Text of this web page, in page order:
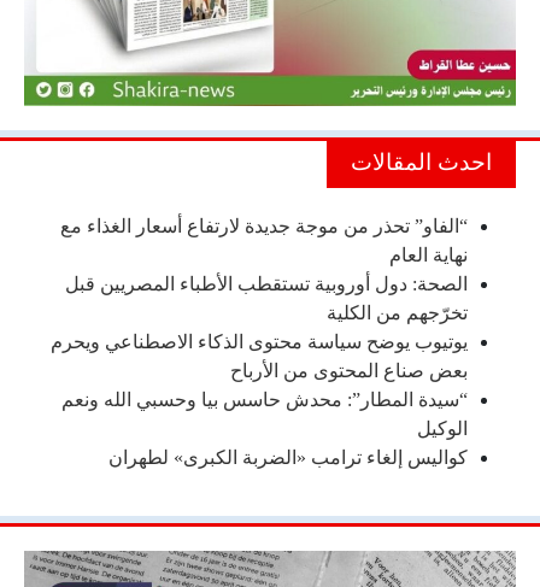
احدث المقالات
“الفاو” تحذر من موجة جديدة لارتفاع أسعار الغذاء مع
نهاية العام
الصحة: دول أوروبية تستقطب الأطباء المصريين قبل
تخرّجهم من الكلية
يوتيوب يوضح سياسة محتوى الذكاء الاصطناعي ويحرم
بعض صناع المحتوى من الأرباح
“سيدة المطار”: محدش حاسس بيا وحسبي الله ونعم
الوكيل
كواليس إلغاء ترامب «الضربة الكبرى» لطهران